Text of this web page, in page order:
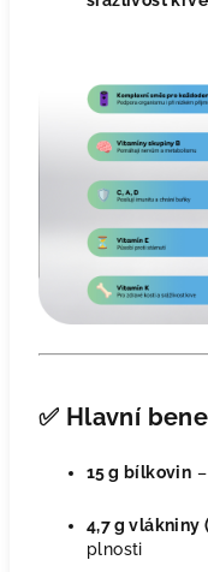
✅ Hlavní
15 g bílkovin
4,7 g vlákniny
plnosti